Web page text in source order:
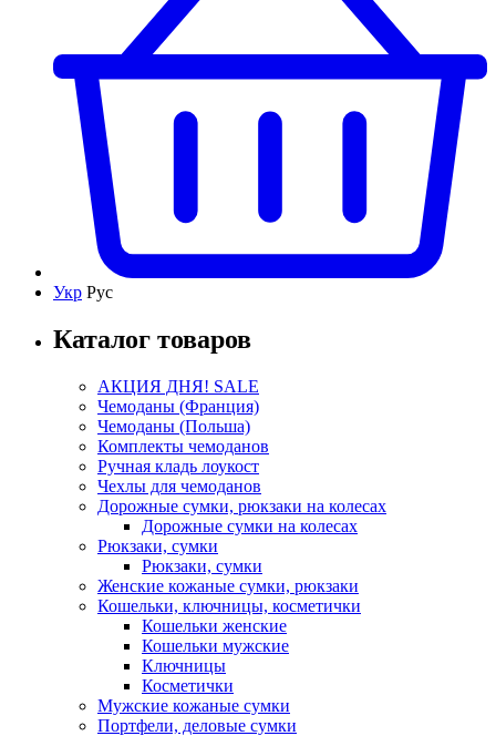
Укр Рус
Каталог товаров
АКЦИЯ ДНЯ! SALE
Чемоданы (Франция)
Чемоданы (Польша)
Комплекты чемоданов
Ручная кладь лоукост
Чехлы для чемоданов
Дорожные сумки, рюкзаки на колесах
Дорожные сумки на колесах
Рюкзаки, сумки
Рюкзаки, сумки
Женские кожаные сумки, рюкзаки
Кошельки, ключницы, косметички
Кошельки женские
Кошельки мужские
Ключницы
Косметички
Мужские кожаные сумки
Портфели, деловые сумки